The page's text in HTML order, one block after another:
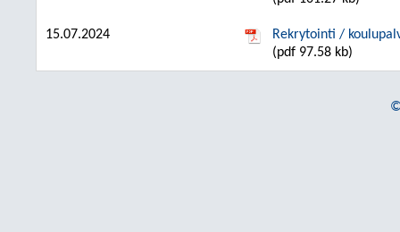
15.07.2024
Rekrytointi /
(pdf 97.58 kb)